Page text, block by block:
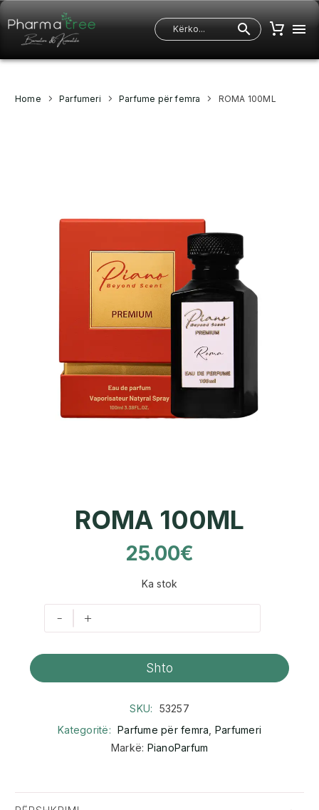
Home Parfumeri Parfume për femra ROMA 100ML
ROMA 100ML
25.00€
Ka stok
- +
Shto
SKU:
53257
Kategoritë: Parfume për femra Parfumeri
Markë: PianoParfum